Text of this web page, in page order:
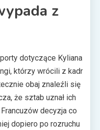
z
dotyczące Kyliana
którzy wrócili z kadr
obaj znaleźli się
że sztab uznał ich
decyzja co
dopiero po rozruchu